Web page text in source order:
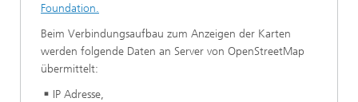
Foundation.
Beim Verbindungsaufbau zum Anzeigen der Karten
werden folgende Daten an Server von OpenStreetMap
übermittelt:
IP Adresse,